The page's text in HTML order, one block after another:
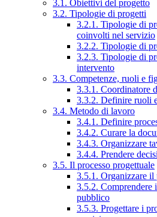
3.1. Obiettivi del progetto
3.2. Tipologie di progetti
3.2.1. Tipologie di
coinvolti nel servizio
3.2.2. Tipologie di
3.2.3. Tipologie di
intervento
3.3. Competenze, ruoli e
3.3.1. Coordinatore
3.3.2. Definire ruoli
3.4. Metodo di lavoro
3.4.1. Definire
3.4.2. Curare la
3.4.3. Organizzare
3.4.4. Prendere
3.5. Il processo progettuale
3.5.1. Organizzare il
3.5.2. Comprendere
pubblico
3.5.3. Progettare i